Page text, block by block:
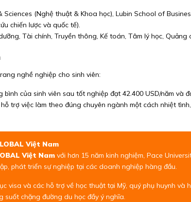
Sciences (Nghệ thuật & Khoa học), Lubin School of
chiến lược và quốc tế).
Tài chính, Truyền thông, Kế toán, Tâm lý học, Quảng
nghề nghiệp cho sinh viên:
bình của sinh viên sau tốt nghiệp đạt 42.400 USD/năm và
trợ việc làm theo đúng chuyên ngành một cách nhiệt
Việt Nam
Việt Nam với hơn 15 năm kinh nghiệm, Pace
phát triển sự nghiệp tại các doanh nghiệp hàng đầu.
visa và các hỗ trợ về học thuật tại Mỹ, quý phụ huynh và
suốt chặng đường du học đầy ý nghĩa.